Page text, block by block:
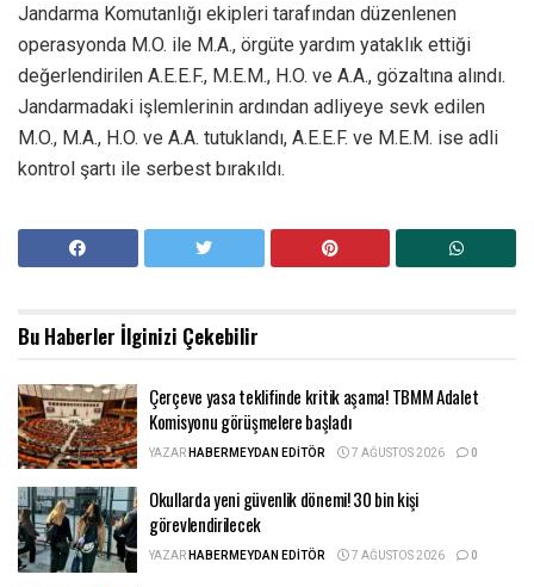
Jandarma Komutanlığı ekipleri tarafından düzenlenen
operasyonda M.O. ile M.A., örgüte yardım yataklık ettiği
değerlendirilen A.E.E.F., M.E.M., H.O. ve A.A., gözaltına alındı.
Jandarmadaki işlemlerinin ardından adliyeye sevk edilen
M.O., M.A., H.O. ve A.A. tutuklandı, A.E.E.F. ve M.E.M. ise adli
kontrol şartı ile serbest bırakıldı.
Bu Haberler İlginizi Çekebilir
Çerçeve yasa teklifinde kritik aşama! TBMM Adalet
Komisyonu görüşmelere başladı
YAZARHABERMEYDAN EDITÖR 7 AĞUSTOS 2026 0
Okullarda yeni güvenlik dönemi! 30 bin kişi
görevlendirilecek
YAZARHABERMEYDAN EDITÖR 7 AĞUSTOS 2026 0